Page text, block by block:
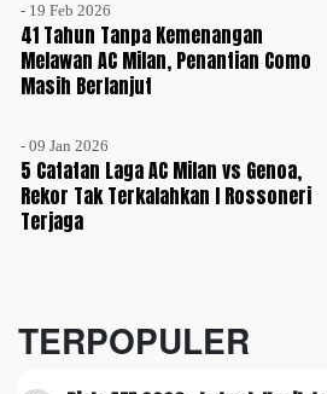
- 19 Feb 2026
41 Tahun Tanpa Kemenangan
Melawan AC Milan, Penantian Como
Masih Berlanjut
- 09 Jan 2026
5 Catatan Laga AC Milan vs Genoa,
Rekor Tak Terkalahkan I Rossoneri
Terjaga
TERPOPULER
Timnas
Indonesia
SPECIAL
Video
Disclaimer
Tentang